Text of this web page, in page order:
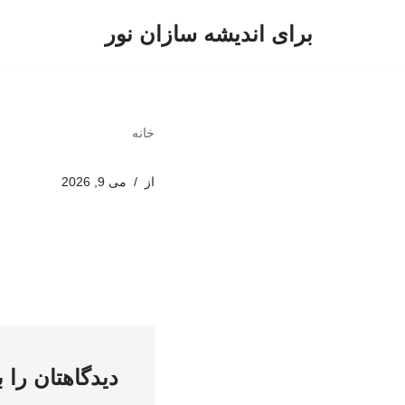
برای اندیشه سازان نور
خانه
از می 9, 2026
دیدگاهتان را